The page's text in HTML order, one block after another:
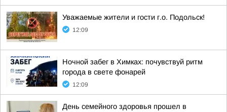
Уважаемые жители и гости г.о. Подольск!
12:09
Ночной забег в Химках: почувствуй ритм
города в свете фонарей
12:09
День семейного здоровья прошел в